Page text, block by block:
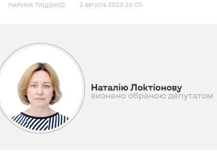
МАРИНА ТИЩЕНКО 2 августа 2023 16:05